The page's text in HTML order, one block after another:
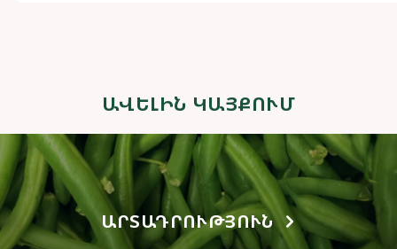
ԱՎԵԼԻՆ ԿԱՅՔՈՒՄ
ԱՐՏԱԴՐՈՒԹՅՈՒՆ